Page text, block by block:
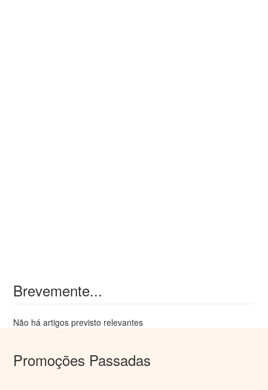
Brevemente...
Não há artigos previsto relevantes
Promoções Passadas